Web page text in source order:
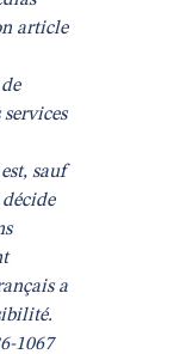
article
sauf
a
1067